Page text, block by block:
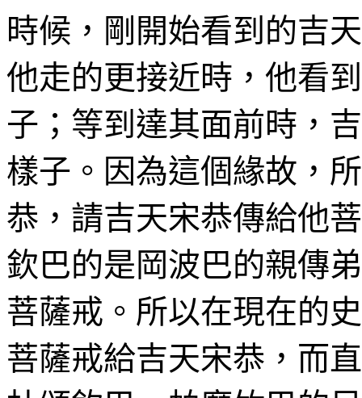
時候，剛開始看到的吉
他走的更接近時，他看
子；等到達其面前時，
樣子。因為這個緣故，
恭，請吉天宋恭傳給他
欽巴的是岡波巴的親傳
菩薩戒。所以在現在的
菩薩戒給吉天宋恭，而